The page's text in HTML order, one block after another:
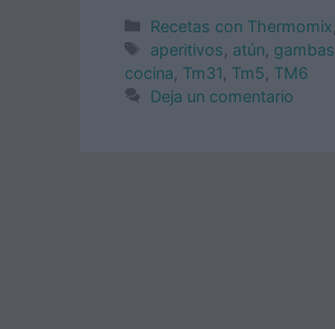
Categorías
Recetas con Thermomix
Etiquetas
aperitivos atún gambas
cocina Tm31 Tm5 TM6
Deja un comentario